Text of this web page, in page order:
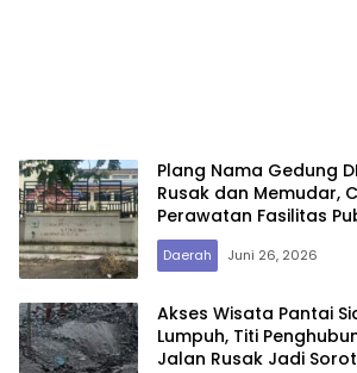
Plang Nama Gedung
Rusak dan Memudar,
Perawatan Fasilitas
Daerah Juni 26, 2026
Akses Wisata Pantai
Lumpuh, Titi
Jalan Rusak Jadi